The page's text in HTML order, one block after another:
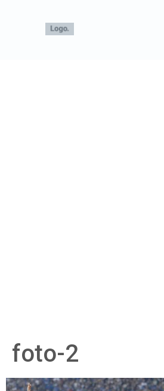
foto-2